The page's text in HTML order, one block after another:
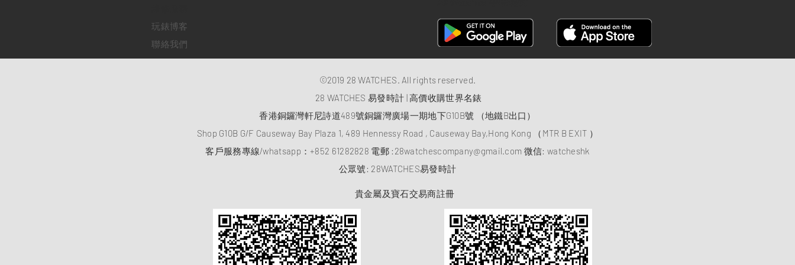
玩錶博客
聯絡我們
©2019 28 WATCHES. All rights reserved.
28 WATCHES 易發時計 | 高價收購世界名錶
香港銅鑼灣軒尼詩道489號銅鑼灣廣場一期地下G10B號 （地鐵B出口）
Shop G10B G/F Causeway Bay Plaza 1, 489 Hennessy Road , Causeway Bay,Hong Kong （MTR B EXIT ）
客戶服務專線/whatsapp：+852 61282828 電郵 : 28watchescompany@gmail.com 微信: watcheshk
​公眾號: 28WATCHES易發時計
貴金屬及寶石交易商註冊